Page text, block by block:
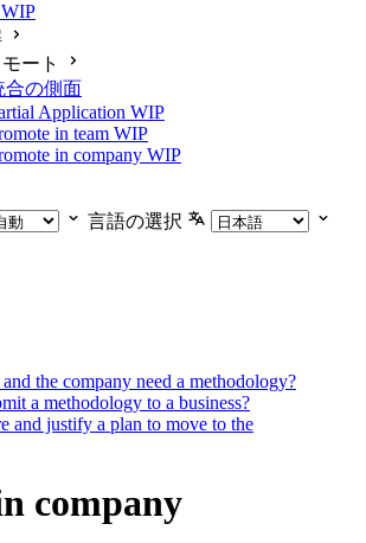
WIP
ート
合の側面
Application WIP
in team WIP
in company WIP
言語の選択
the company need a methodology?
a methodology to a business?
and justify a plan to move to the
company